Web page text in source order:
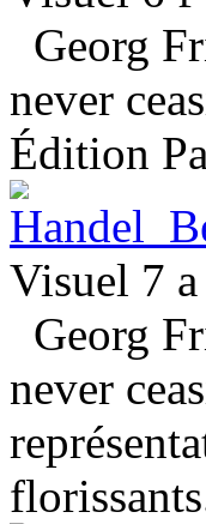
Georg
never
Édition
Visuel 7 a
Georg
never